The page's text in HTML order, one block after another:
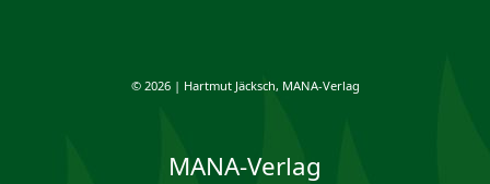
© 2026 | Hartmut Jäcksch, MANA-Verlag
MANA-Verlag